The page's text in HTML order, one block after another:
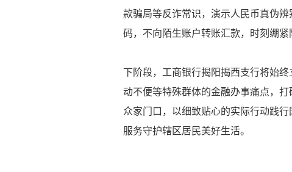
款骗局等反诈常识，演示人民币真伪
码，不向陌生账户转账汇款，时刻绷紧
下阶段，工商银行揭阳揭西支行将始
动不便等特殊群体的金融办事痛点，
众家门口，以细致贴心的实际行动践
服务守护辖区居民美好生活。